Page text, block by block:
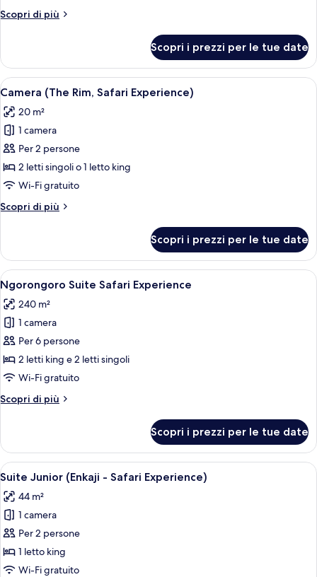
Safari
Scopri di più
Altri
(Ngorongoro
Safari
Experience
Scopri i prezzi per le tue date
Apri
tutte
le
foto
per
Camera
(The
Safari
Un elefante in un ambiente
5
Camera (The Rim, Safari Experience)
20 m²
1 camera
Per 2 persone
2 letti singoli o 1 letto king
Wi-Fi gratuito
Scopri di più
Altri
(The
Rim,
Safari
Experience)
Scopri i prezzi per le tue date
Apri
tutte
le
foto
per
Ngorongoro
Suite
Experience
Una leonessa e i suoi cuccioli
9
Ngorongoro Suite Safari Experience
240 m²
1 camera
Per 6 persone
2 letti king e 2 letti singoli
Wi-Fi gratuito
Scopri di più
Altri
Suite
Safari
Experience
Scopri i prezzi per le tue date
Apri
tutte
le
foto
per
Suite
Junior
Vasto campo erboso con un branco
6
Suite Junior (Enkaji - Safari Experience)
44 m²
1 camera
Per 2 persone
1 letto king
Wi-Fi gratuito